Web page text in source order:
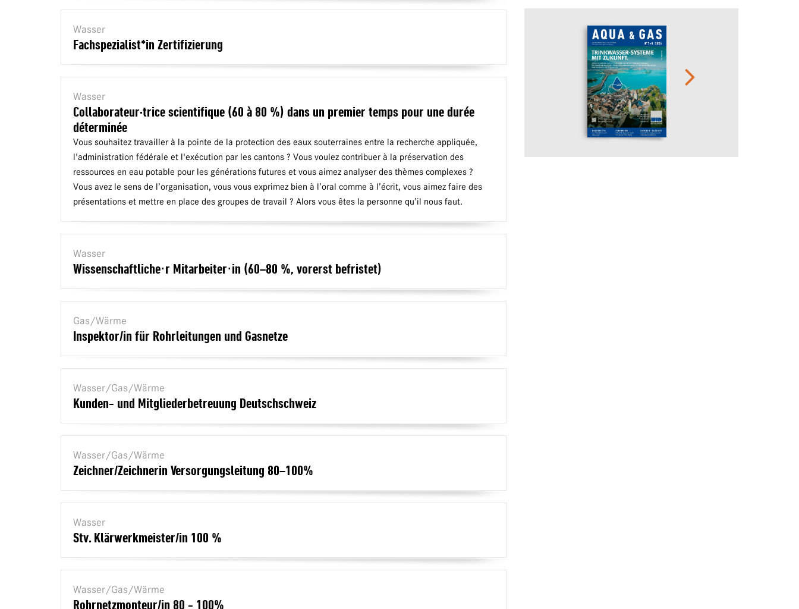
Wasser
Fachspezialist*in Zertifizierung
Wasser
Collaborateur·trice scientifique (60 à 80 %) dans un premier temps pour une durée
déterminée
Vous souhaitez travailler à la pointe de la protection des eaux souterraines entre la recherche appliquée,
l'administration fédérale et l'exécution par les cantons ? Vous voulez contribuer à la préservation des
ressources en eau potable pour les générations futures et vous aimez analyser des thèmes complexes ?
Vous avez le sens de l’organisation, vous vous exprimez bien à l’oral comme à l’écrit, vous aimez faire des
présentations et mettre en place des groupes de travail ? Alors vous êtes la personne qu’il nous faut.
Wasser
Wissenschaftliche⋅r Mitarbeiter⋅in (60–80 %, vorerst befristet)
Gas/Wärme
Inspektor/in für Rohrleitungen und Gasnetze
Wasser/Gas/Wärme
Kunden- und Mitgliederbetreuung Deutschschweiz
Wasser/Gas/Wärme
Zeichner/Zeichnerin Versorgungsleitung 80–100%
Wasser
Stv. Klärwerkmeister/in 100 %
Wasser/Gas/Wärme
Rohrnetzmonteur/in 80 - 100%